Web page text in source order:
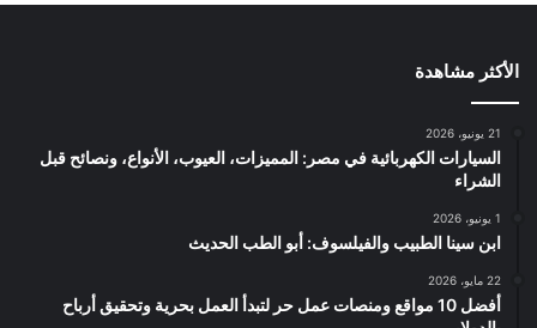
الأكثر مشاهدة
21 يونيو، 2026
السيارات الكهربائية في مصر: المميزات، العيوب، الأنواع، ونصائح قبل
الشراء
1 يونيو، 2026
ابن سينا الطبيب والفيلسوف: أبو الطب الحديث
22 مايو، 2026
أفضل 10 مواقع ومنصات عمل حر لتبدأ العمل بحرية وتحقيق أرباح